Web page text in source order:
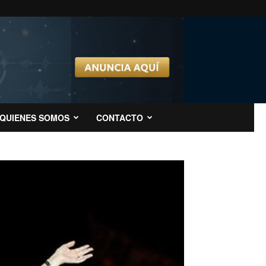
QUIENES SOMOS CONTACTO